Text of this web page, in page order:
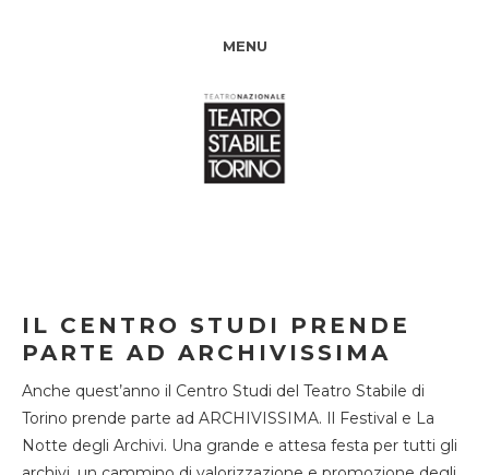
MENU
IL CENTRO STUDI PRENDE
PARTE AD ARCHIVISSIMA
Anche quest’anno il Centro Studi del Teatro Stabile di
Torino prende parte ad ARCHIVISSIMA. Il Festival e La
Notte degli Archivi. Una grande e attesa festa per tutti gli